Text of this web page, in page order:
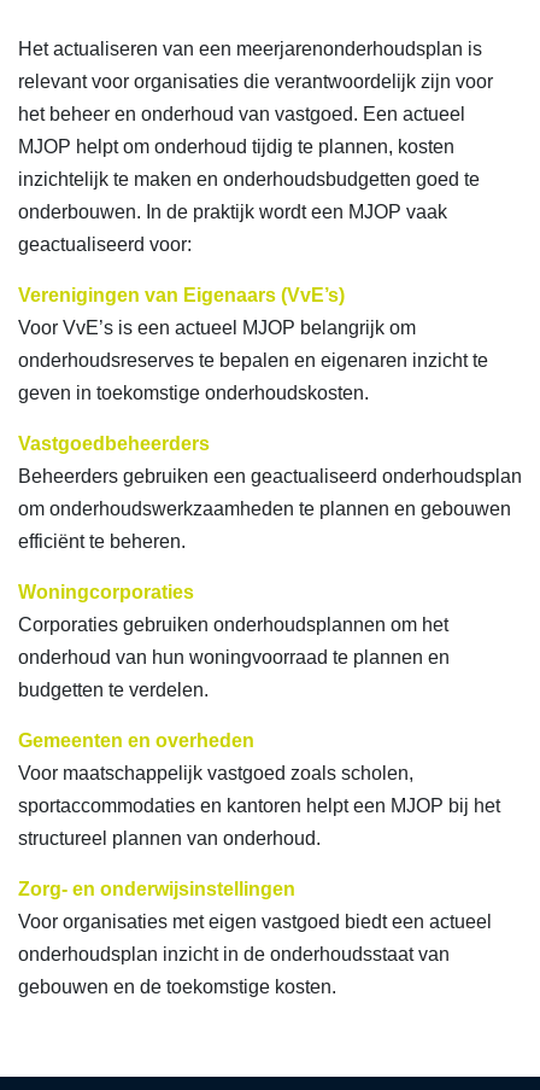
Het actualiseren van een meerjarenonderhoudsplan is
relevant voor organisaties die verantwoordelijk zijn voor
het beheer en onderhoud van vastgoed. Een actueel
MJOP helpt om onderhoud tijdig te plannen, kosten
inzichtelijk te maken en onderhoudsbudgetten goed te
onderbouwen. In de praktijk wordt een MJOP vaak
geactualiseerd voor:
Verenigingen van Eigenaars (VvE’s)
Voor VvE’s is een actueel MJOP belangrijk om
onderhoudsreserves te bepalen en eigenaren inzicht te
geven in toekomstige onderhoudskosten.
Vastgoedbeheerders
Beheerders gebruiken een geactualiseerd onderhoudsplan
om onderhoudswerkzaamheden te plannen en gebouwen
efficiënt te beheren.
Woningcorporaties
Corporaties gebruiken onderhoudsplannen om het
onderhoud van hun woningvoorraad te plannen en
budgetten te verdelen.
Gemeenten en overheden
Voor maatschappelijk vastgoed zoals scholen,
sportaccommodaties en kantoren helpt een MJOP bij het
structureel plannen van onderhoud.
Zorg- en onderwijsinstellingen
Voor organisaties met eigen vastgoed biedt een actueel
onderhoudsplan inzicht in de onderhoudsstaat van
gebouwen en de toekomstige kosten.